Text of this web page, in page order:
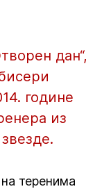
дан“,
године
из
теренима